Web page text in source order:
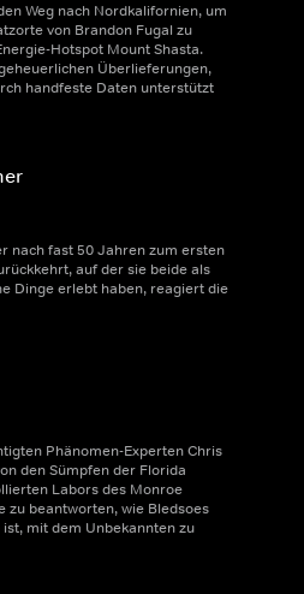
Weg nach Nordkalifornien, um
von Brandon Fugal zu
Hotspot Mount Shasta.
Überlieferungen,
handfeste Daten unterstützt
nach fast 50 Jahren zum ersten
auf der sie beide als
Dinge erlebt haben, reagiert die
Phänomen-Experten Chris
den Sümpfen der Florida
Labors des Monroe
zu beantworten, wie Bledsoes
mit dem Unbekannten zu